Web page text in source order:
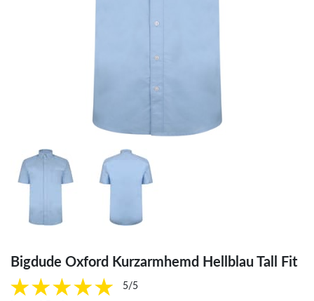
Bigdude Oxford Kurzarmhemd Hellblau Tall Fit
5/5